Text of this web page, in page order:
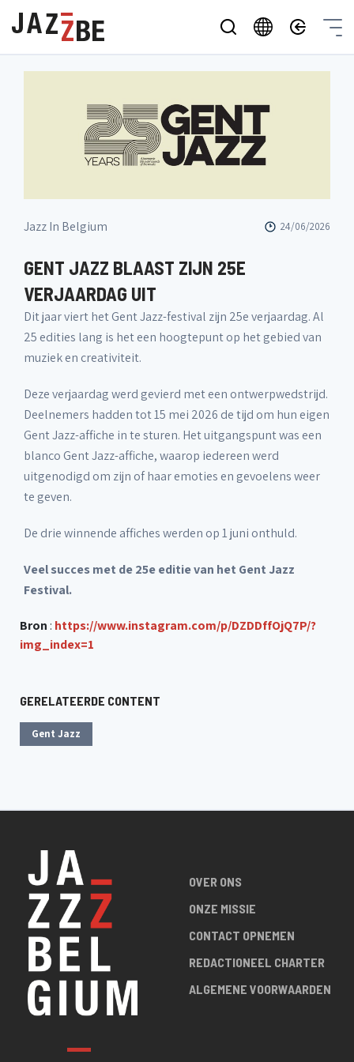
Jazz In Belgium 24/06/2026
GENT JAZZ BLAAST ZIJN 25E
VERJAARDAG UIT
Dit jaar viert het Gent Jazz-festival zijn 25e verjaardag. Al
25 edities lang is het een hoogtepunt op het gebied van
muziek en creativiteit.
Deze verjaardag werd gevierd met een ontwerpwedstrijd.
Deelnemers hadden tot 15 mei 2026 de tijd om hun eigen
Gent Jazz-affiche in te sturen. Het uitgangspunt was een
blanco Gent Jazz-affiche, waarop iedereen werd
uitgenodigd om zijn of haar emoties en gevoelens weer
te geven.
De drie winnende affiches werden op 1 juni onthuld.
Veel succes met de 25e editie van het Gent Jazz
Festival.
Bron : https://www.instagram.com/p/DZDDffOjQ7P/?
img_index=1
GERELATEERDE CONTENT
Gent Jazz
OVER ONS
ONZE MISSIE
CONTACT OPNEMEN
REDACTIONEEL CHARTER
ALGEMENE VOORWAARDEN